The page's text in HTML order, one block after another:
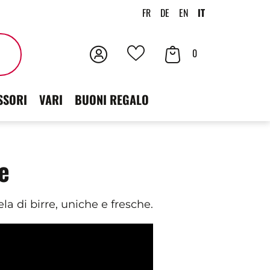
FR DE EN IT
VARI BUONI REGALO
Accedi
tuoi
preferiti
Contenuto
0
di birre, uniche e fresche.